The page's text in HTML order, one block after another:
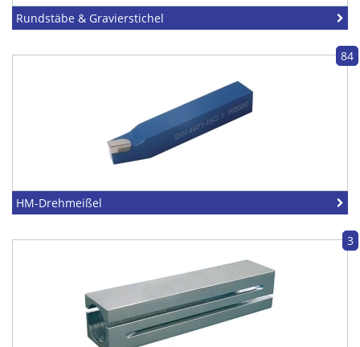
Rundstäbe & Gravierstichel
84
HM-Drehmeißel
3